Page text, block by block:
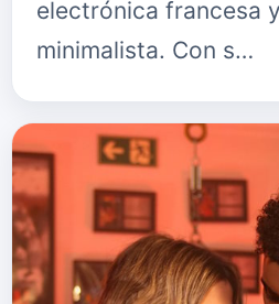
electrónica francesa
minimalista. Con s…